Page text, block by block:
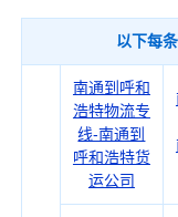
以下每
南通到呼和
浩特物流专
线-南通到
呼和浩特货
运公司